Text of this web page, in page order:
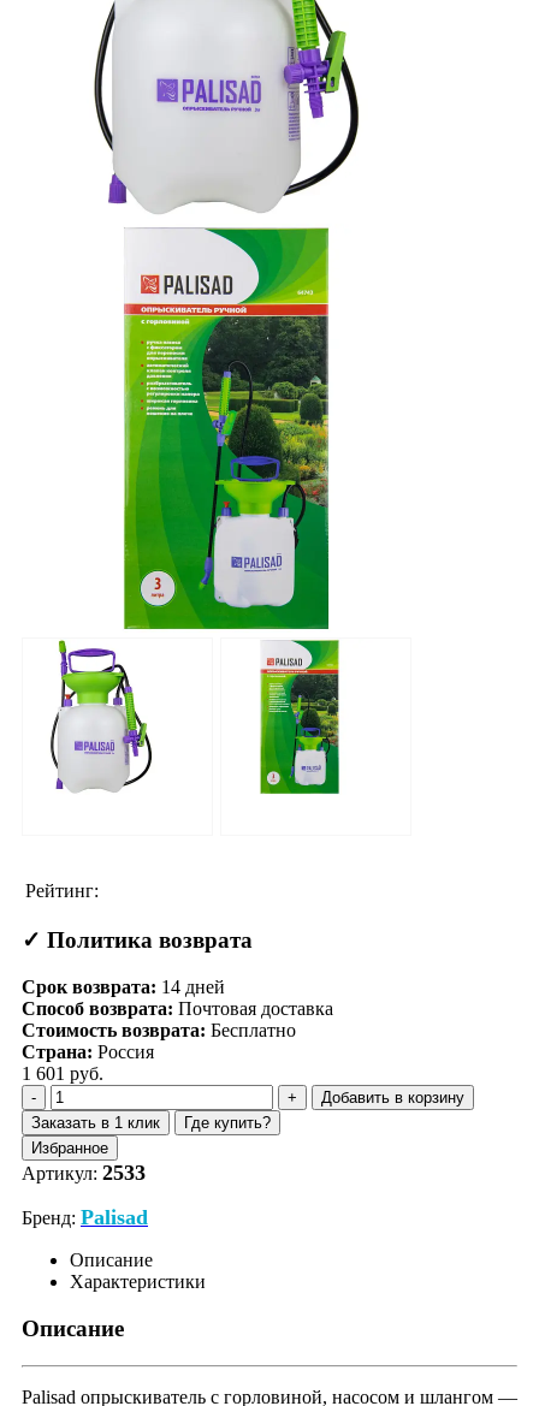
Рейтинг:
✓ Политика возврата
Срок возврата: 14 дней
Способ возврата: Почтовая доставка
Стоимость возврата: Бесплатно
Страна: Россия
1 601 руб.
Добавить в корзину
Заказать в 1 клик
Где купить?
Избранное
Артикул: 2533
Бренд: Palisad
Описание
Характеристики
Описание
Palisad опрыскиватель с горловиной, насосом и шлангом —